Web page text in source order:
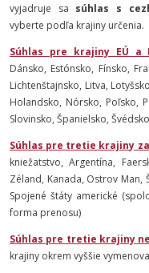
vyjadruje sa súhlas s
vyberte podľa krajiny určenia.
Súhlas pre krajiny EÚ a
Dánsko, Estónsko, Fínsko,
Lichtenštajnsko, Litva,
Holandsko, Nórsko, Poľsko,
Slovinsko, Španielsko,
Súhlas pre tretie krajiny
kniežatstvo, Argentína,
Zéland, Kanada, Ostrov Man,
Spojené štáty americké
forma prenosu)
Súhlas pre tretie krajiny
krajiny okrem vyššie